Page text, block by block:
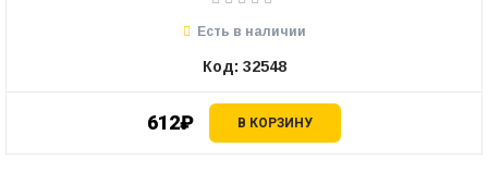
612₽ В КОРЗИНУ
Есть в наличии
Код: 32548